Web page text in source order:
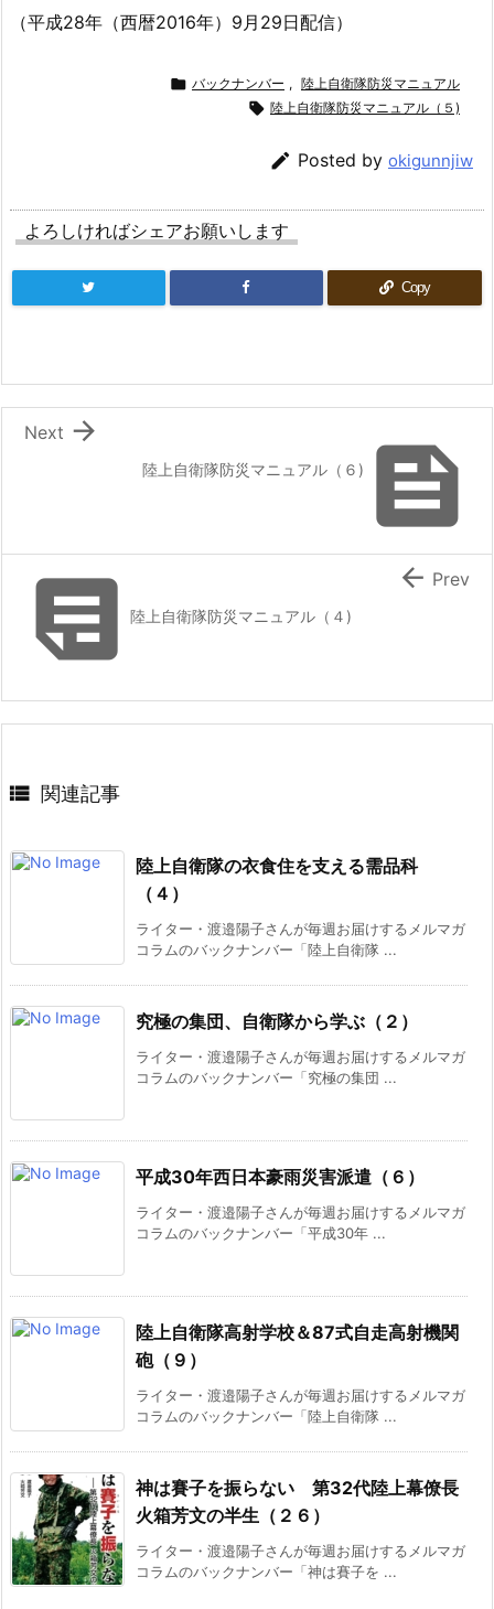
（平成28年（西暦2016年）9月29日配信）
 バックナンバー , 陸上自衛隊防災マニュアル
 陸上自衛隊防災マニュアル（５)
 Posted by okigunnjiw
よろしければシェアお願いします
Copy

陸上自衛隊防災マニュアル（６)

Next
陸上自衛隊防災マニュアル（４)
 Prev
 関連記事
陸上自衛隊の衣食住を支える需品科
（４）
ライター・渡邉陽子さんが毎週お届けするメルマガ
コラムのバックナンバー「陸上自衛隊 ...
究極の集団、自衛隊から学ぶ（２）
ライター・渡邉陽子さんが毎週お届けするメルマガ
コラムのバックナンバー「究極の集団 ...
平成30年西日本豪雨災害派遣（６）
ライター・渡邉陽子さんが毎週お届けするメルマガ
コラムのバックナンバー「平成30年 ...
陸上自衛隊高射学校＆87式自走高射機関
砲（９）
ライター・渡邉陽子さんが毎週お届けするメルマガ
コラムのバックナンバー「陸上自衛隊 ...
神は賽子を振らない 第32代陸上幕僚長
火箱芳文の半生（２６）
ライター・渡邉陽子さんが毎週お届けするメルマガ
コラムのバックナンバー「神は賽子を ...